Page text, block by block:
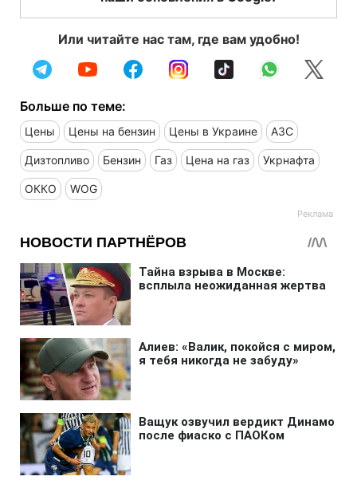
Или читайте нас там, где вам удобно!
Больше по теме:
Цены Цены на бензин Цены в Украине АЗС
Дизтопливо Бензин Газ Цена на газ Укрнафта
ОККО WOG